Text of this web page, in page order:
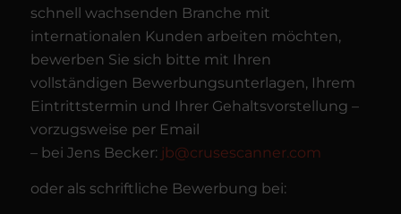
schnell wachsenden Branche mit
internationalen Kunden arbeiten möchten,
bewerben Sie sich bitte mit Ihren
vollständigen Bewerbungsunterlagen, Ihrem
Eintrittstermin und Ihrer Gehaltsvorstellung –
vorzugsweise per Email
– bei Jens Becker:jb@crusescanner.com
oder als schriftliche Bewerbung bei: